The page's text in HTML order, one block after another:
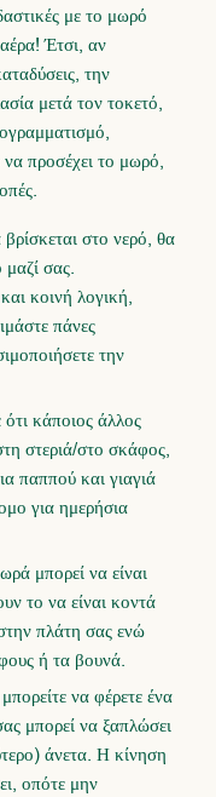
με το μωρό
Έτσι, αν
την
μετά τον τοκετό,
προσέχει το μωρό,
στο νερό, θα
μαζί σας.
κοινή λογική,
πάνες
την
κάποιος άλλος
στεριά/στο σκάφος,
παππού και γιαγιά
για ημερήσια
μπορεί να είναι
το να είναι κοντά
πλάτη σας ενώ
ή τα βουνά.
να φέρετε ένα
μπορεί να ξαπλώσει
άνετα. Η κίνηση
οπότε μην